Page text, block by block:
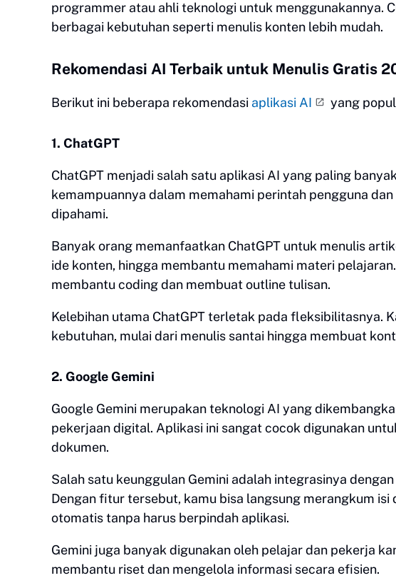
programmer atau ahli teknologi untuk menggunakannya.
berbagai kebutuhan seperti menulis konten lebih mudah.
Rekomendasi AI Terbaik untuk Menulis Gratis
Berikut ini beberapa rekomendasi aplikasi AI yang
1. ChatGPT
ChatGPT menjadi salah satu aplikasi AI yang paling
kemampuannya dalam memahami perintah pengguna
dipahami.
Banyak orang memanfaatkan ChatGPT untuk menulis
ide konten, hingga membantu memahami materi
membantu coding dan membuat outline tulisan.
Kelebihan utama ChatGPT terletak pada fleksibilitasnya.
kebutuhan, mulai dari menulis santai hingga membuat
2. Google Gemini
Google Gemini merupakan teknologi AI yang
pekerjaan digital. Aplikasi ini sangat cocok digunakan
dokumen.
Salah satu keunggulan Gemini adalah integrasinya
Dengan fitur tersebut, kamu bisa langsung merangkum
otomatis tanpa harus berpindah aplikasi.
Gemini juga banyak digunakan oleh pelajar dan pekerja
membantu riset dan mengelola informasi secara efisien.